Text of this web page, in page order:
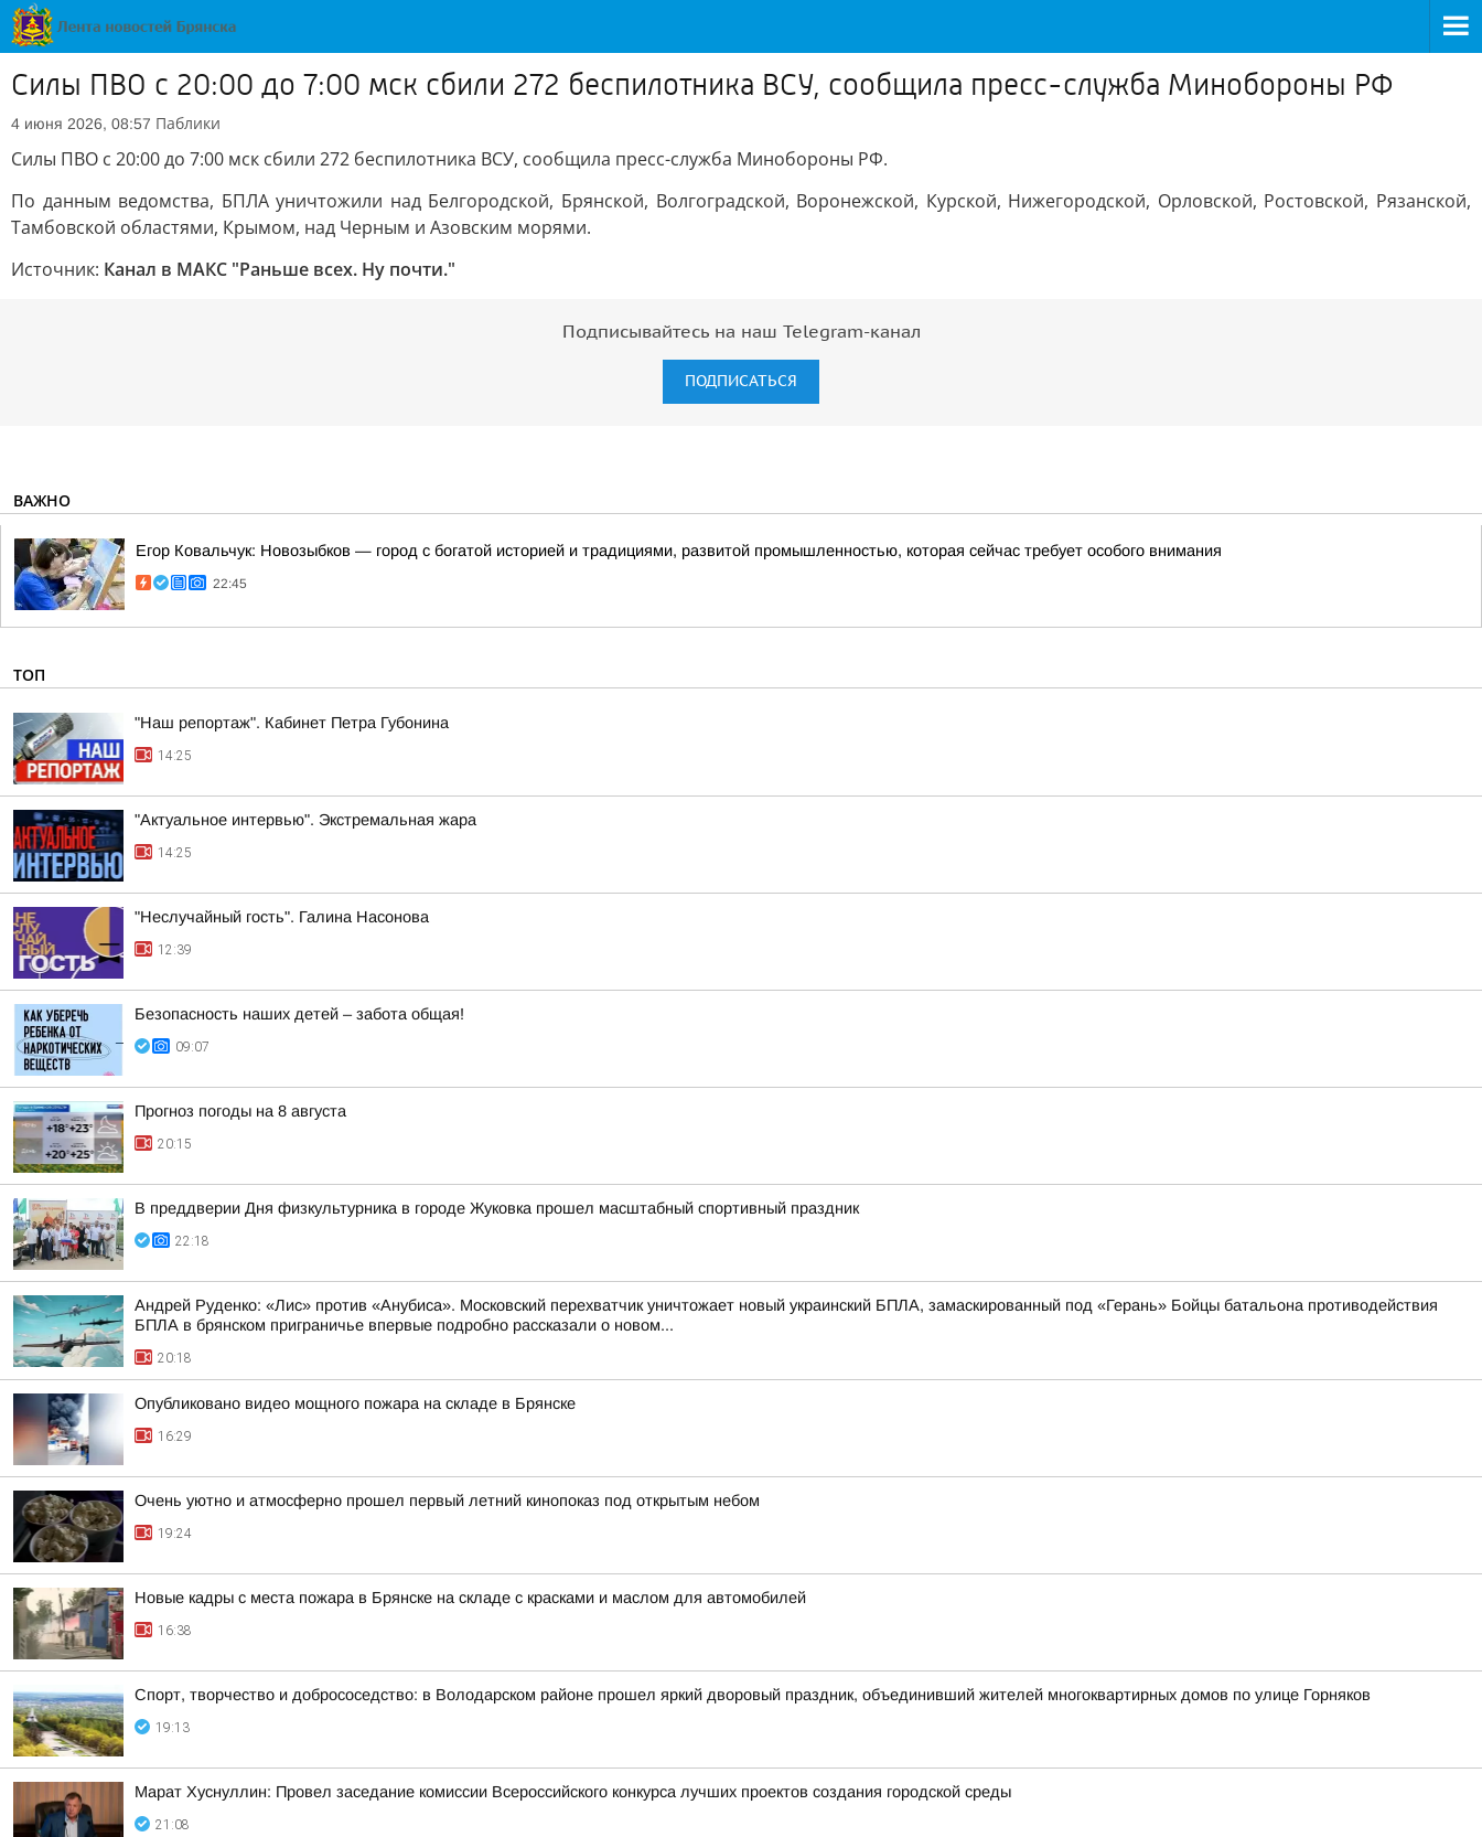
Силы ПВО с 20:00 до 7:00 мск сбили 272 беспилотника ВСУ, сообщила пресс-служба Минобороны РФ
4 июня 2026, 08:57 Паблики
Силы ПВО с 20:00 до 7:00 мск сбили 272 беспилотника ВСУ, сообщила пресс-служба Минобороны РФ.
По данным ведомства, БПЛА уничтожили над Белгородской, Брянской, Волгоградской, Воронежской, Курской, Нижегородской, Орловской, Ростовской, Рязанской,
Тамбовской областями, Крымом, над Черным и Азовским морями.
Источник: Канал в МАКС "Раньше всех. Ну почти."
Подписывайтесь на наш Telegram-канал
ПОДПИСАТЬСЯ
ВАЖНО
Егор Ковальчук: Новозыбков — город с богатой историей и традициями, развитой промышленностью, которая сейчас требует особого внимания
22:45
ТОП
"Наш репортаж". Кабинет Петра Губонина
14:25
"Актуальное интервью". Экстремальная жара
14:25
"Неслучайный гость". Галина Насонова
12:39
Безопасность наших детей – забота общая!
09:07
Прогноз погоды на 8 августа
20:15
В преддверии Дня физкультурника в городе Жуковка прошел масштабный спортивный праздник
22:18
Андрей Руденко: «Лис» против «Анубиса». Московский перехватчик уничтожает новый украинский БПЛА, замаскированный под «Герань» Бойцы батальона противодействия
БПЛА в брянском приграничье впервые подробно рассказали о новом...
20:18
Опубликовано видео мощного пожара на складе в Брянске
16:29
Очень уютно и атмосферно прошел первый летний кинопоказ под открытым небом
19:24
Новые кадры с места пожара в Брянске на складе с красками и маслом для автомобилей
16:38
Спорт, творчество и добрососедство: в Володарском районе прошел яркий дворовый праздник, объединивший жителей многоквартирных домов по улице Горняков
19:13
Марат Хуснуллин: Провел заседание комиссии Всероссийского конкурса лучших проектов создания городской среды
21:08